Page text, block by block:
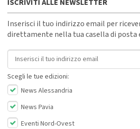
ISCRIVITI ALLE NEWSLETTER
Inserisci il tuo indirizzo email per
direttamente nella tua casella di
Indirizzo email
Scegli le tue edizioni:
News Alessandria
News Pavia
Eventi Nord-Ovest